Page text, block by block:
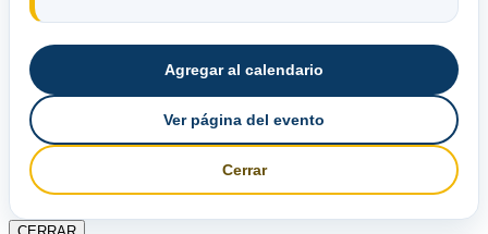
Agregar al calendario
Ver página del evento
Cerrar